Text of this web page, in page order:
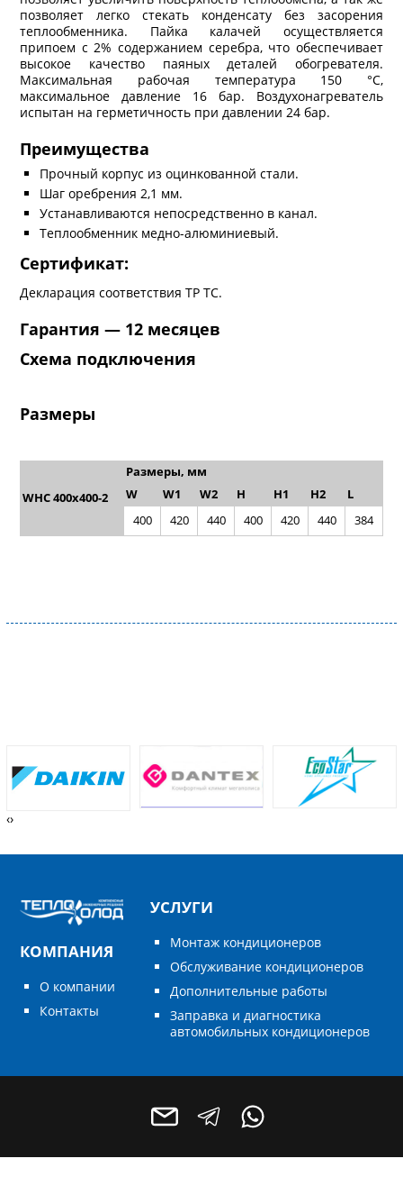
позволяет легко стекать конденсату без засорения
теплообменника. Пайка калачей осуществляется
припоем с 2% содержанием серебра, что обеспечивает
высокое качество паяных деталей обогревателя.
Максимальная рабочая температура 150 °C,
максимальное давление 16 бар. Воздухонагреватель
испытан на герметичность при давлении 24 бар.
Преимущества
Прочный корпус из оцинкованной стали.
Шаг оребрения 2,1 мм.
Устанавливаются непосредственно в канал.
Теплообменник медно-алюминиевый.
Сертификат:
Декларация соответствия ТР ТС.
Гарантия — 12 месяцев
Схема подключения
Размеры
WHC 400x400-2
Размеры, мм
W
W1 W2 H H1 H2
L
400
420 440 400 420 440 384
‹›
КОМПАНИЯ
О компании
Контакты
УСЛУГИ
Монтаж кондиционеров
Обслуживание кондиционеров
Дополнительные работы
Заправка и диагностика
автомобильных кондиционеров